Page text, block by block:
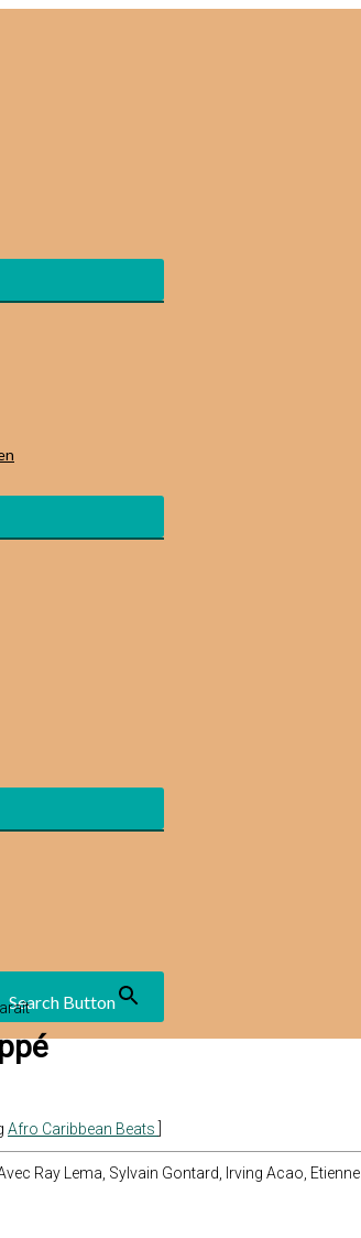
Search Button
Afro Caribbean Beats
Avec Ray Lema, Sylvain Gontard, Irving Acao, Etienne